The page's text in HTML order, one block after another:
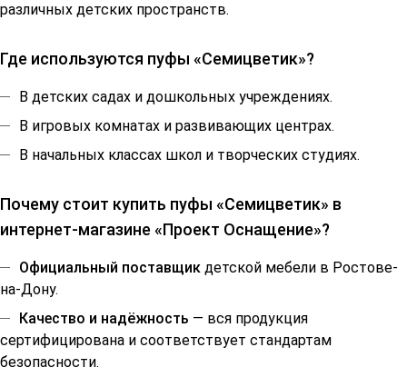
различных детских пространств.
Где используются пуфы «Семицветик»?
В детских садах и дошкольных учреждениях.
В игровых комнатах и развивающих центрах.
В начальных классах школ и творческих студиях.
Почему стоит купить пуфы «Семицветик» в
интернет-магазине «Проект Оснащение»?
Официальный поставщик детской мебели в Ростове-
на-Дону.
Качество и надёжность — вся продукция
сертифицирована и соответствует стандартам
безопасности.